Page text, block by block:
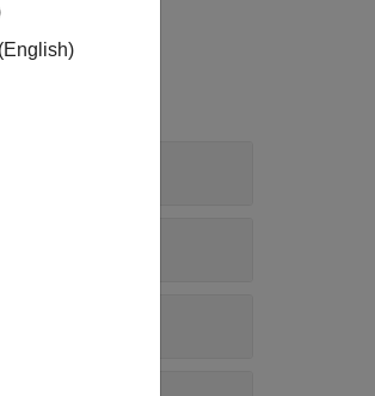
(English)